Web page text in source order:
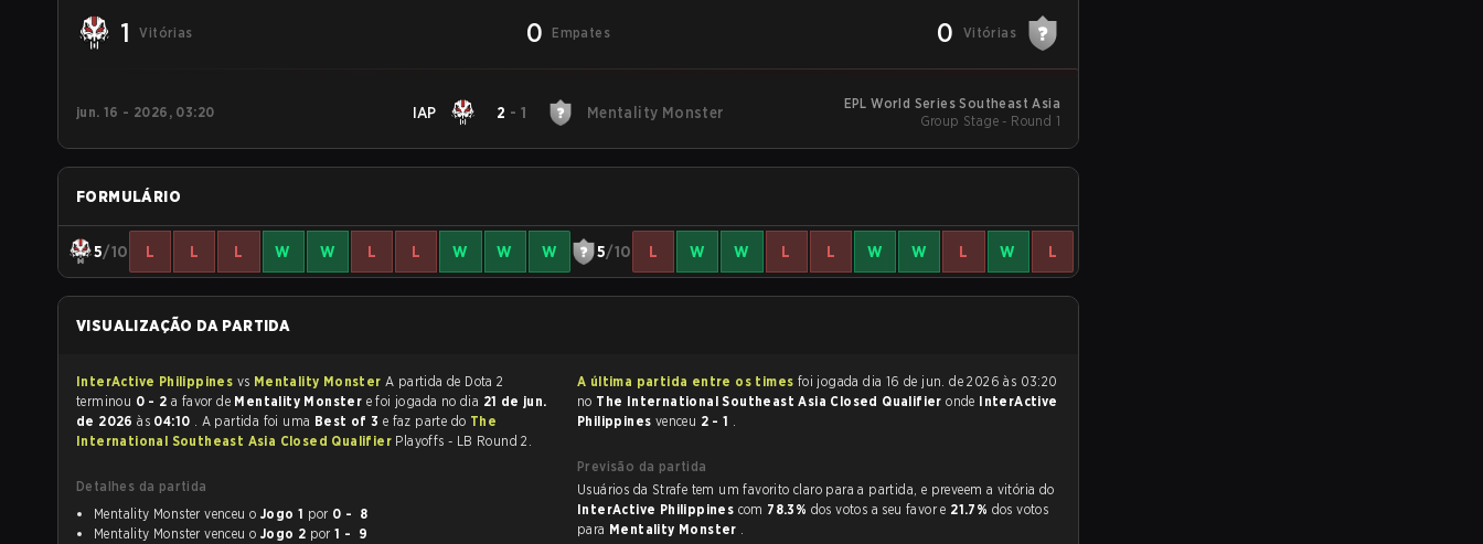
1 Vitórias 0 Empates 0 Vitórias
jun. 16 - 2026, 03:20 IAP 2 - 1 Mentality Monster
EPL World Series Southeast Asia
Group Stage - Round 1
FORMULÁRIO
5/10 L L L W W L L W W W 5/10 L W W L L W W L W L
VISUALIZAÇÃO DA PARTIDA
InterActive Philippines vs Mentality Monster A partida de Dota 2
terminou 0 - 2 a favor de Mentality Monster e foi jogada no dia 21 de jun.
de 2026às 04:10 . A partida foi uma Best of 3 e faz parte do The
International Southeast Asia Closed Qualifier Playoffs - LB Round 2.
Detalhes da partida
Mentality Monster venceu o Jogo 1 por
0 - 8
Mentality Monster venceu o Jogo 2 por 1 - 9
A última partida entre os times
no The International Southeast Asia Closed Qualifieronde InterActive
Philippines venceu 2 - 1 .
Previsão da partida
Usuários da Strafe tem um favorito claro para a partida, e preveem a vitória do
InterActive Philippines com 78.3% dos votos a seu favor e 21.7% dos votos
para Mentality Monster .